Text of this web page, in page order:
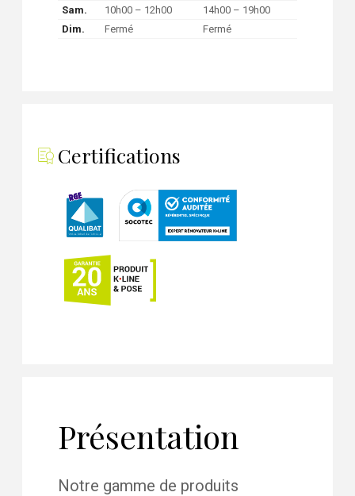
Sam.
10h00 – 12h00
14h00 – 19h00
Dim.
Fermé Fermé
Certifications
Présentation
Notre gamme de produits